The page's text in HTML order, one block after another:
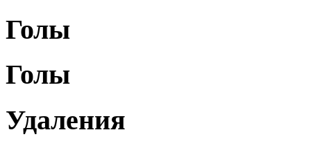
Голы
Голы
Удаления